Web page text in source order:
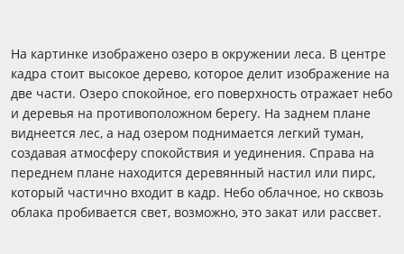
На картинке изображено озеро в окружении леса. В центре
кадра стоит высокое дерево, которое делит изображение на
две части. Озеро спокойное, его поверхность отражает небо
и деревья на противоположном берегу. На заднем плане
виднеется лес, а над озером поднимается легкий туман,
создавая атмосферу спокойствия и уединения. Справа на
переднем плане находится деревянный настил или пирс,
который частично входит в кадр. Небо облачное, но сквозь
облака пробивается свет, возможно, это закат или рассвет.